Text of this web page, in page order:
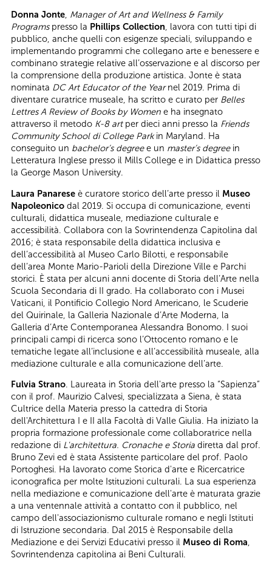
Donna Jonte, Manager of Art and Wellness & Family
Programspresso la Phillips Collection, lavora con tutti tipi di
pubblico, anche quelli con esigenze speciali, sviluppando e
implementando programmi che collegano arte e benessere e
combinano strategie relative all’osservazione e al discorso per
la comprensione della produzione artistica. Jonte è stata
nominata DC Art Educator of the Yearnel 2019. Prima di
diventare curatrice museale, ha scritto e curato per Belles
Lettres A Review of Books by Women e ha insegnato
attraverso il metodo K-8 artper dieci anni presso la Friends
Community School di College Parkin Maryland. Ha
conseguito un bachelor’s degreee un master’s degreein
Letteratura Inglese presso il Mills College e in Didattica presso
la George Mason University.
Laura Panarese è curatore storico dell’arte presso il Museo
Napoleonico dal 2019. Si occupa di comunicazione, eventi
culturali, didattica museale, mediazione culturale e
accessibilità. Collabora con la Sovrintendenza Capitolina dal
2016; è stata responsabile della didattica inclusiva e
dell’accessibilità al Museo Carlo Bilotti, e responsabile
dell’area Monte Mario-Parioli della Direzione Ville e Parchi
storici. È stata per alcuni anni docente di Storia dell’Arte nella
Scuola Secondaria di II grado. Ha collaborato con i Musei
Vaticani, il Pontificio Collegio Nord Americano, le Scuderie
del Quirinale, la Galleria Nazionale d’Arte Moderna, la
Galleria d’Arte Contemporanea Alessandra Bonomo. I suoi
principali campi di ricerca sono l’Ottocento romano e le
tematiche legate all’inclusione e all’accessibilità museale, alla
mediazione culturale e alla comunicazione dell’arte.
Fulvia Strano. Laureata in Storia dell'arte presso la “Sapienza”
con il prof. Maurizio Calvesi, specializzata a Siena, è stata
Cultrice della Materia presso la cattedra di Storia
dell'Architettura I e II alla Facoltà di Valle Giulia. Ha iniziato la
propria formazione professionale come collaboratrice nella
redazione di L'architettura. Cronache e Storia diretta dal prof.
Bruno Zevi ed è stata Assistente particolare del prof. Paolo
Portoghesi. Ha lavorato come Storica d'arte e Ricercatrice
iconografica per molte Istituzioni culturali. La sua esperienza
nella mediazione e comunicazione dell'arte è maturata grazie
a una ventennale attività a contatto con il pubblico, nel
campo dell'associazionismo culturale romano e negli Istituti
di Istruzione secondaria. Dal 2015 è Responsabile della
Mediazione e dei Servizi Educativi presso il Museo di Roma,
Sovrintendenza capitolina ai Beni Culturali.